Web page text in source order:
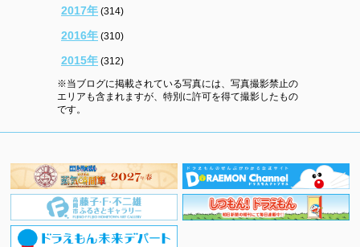
2017年 (314)
2016年 (310)
2015年 (312)
※当ブログに掲載されている写真には、写真撮影禁止の
エリアも含まれますが、特別に許可を得て撮影したもの
です。